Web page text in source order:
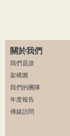
關於我們
我們是誰
架構圖
我們的團隊
年度報告
傳媒訪問